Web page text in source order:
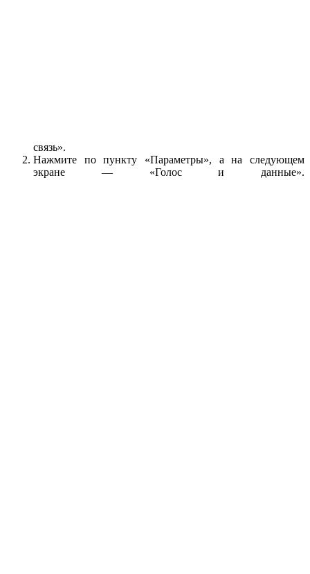
связь».
Нажмите по пункту «Параметры», а на следующем
экране — «Голос и данные».